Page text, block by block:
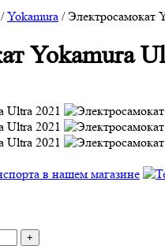
/Yokamura /Электросамокат
Yokamura
+